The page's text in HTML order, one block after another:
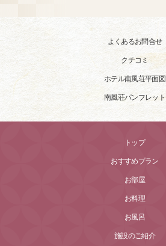
よくあるお問合せ
クチコミ
ホテル南風荘平面図
南風荘パンフレット
トップ
おすすめプラン
お部屋
お料理
お風呂
施設のご紹介